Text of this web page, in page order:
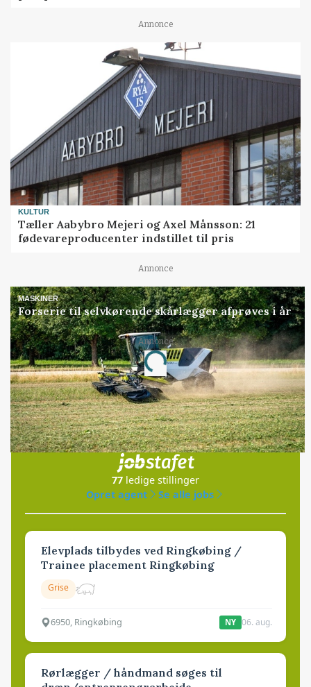
Annonce
KULTUR
Tæller Aabybro Mejeri og Axel Månsson: 21
fødevareproducenter indstillet til pris
Annonce
MASKINER
Forserie til selvkørende skårlægger afprøves i år
Annonce
Loading...
Jobs
i samarbejde med
77 ledige stillinger
Opret agent
Se alle jobs
Elevplads tilbydes ved Ringkøbing /
Trainee placement Ringkøbing
Grise
6950, Ringkøbing NY 06. aug.
Rørlægger / håndmand søges til